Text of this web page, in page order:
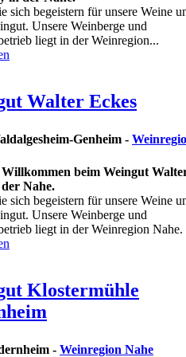
sich begeistern für unsere Weine
Unsere Weinberge und
liegt in der Weinregion...
Walter Eckes
Genheim -
beim Weingut
Nahe.
sich begeistern für unsere Weine
Unsere Weinberge und
liegt in der Weinregion Nahe.
Klostermühle
- Weinregion Nahe